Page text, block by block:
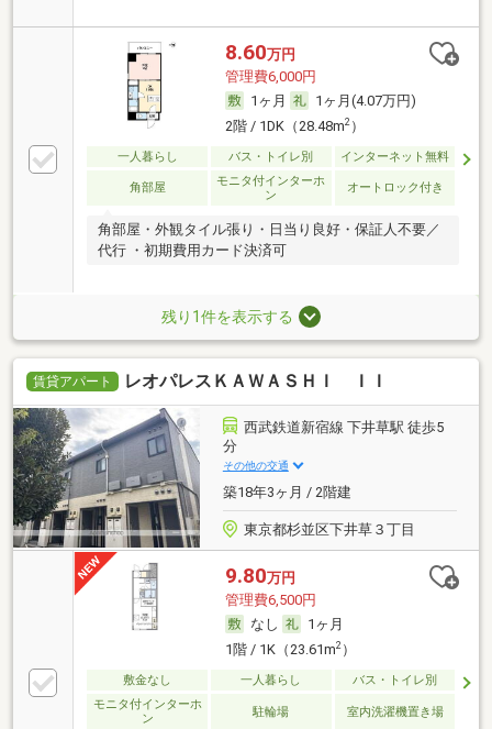
8.60万円
管理費6,000円
1ヶ月
1ヶ月(4.07万円)
2階 / 1DK（28.48m2）
一人暮らし バス・トイレ別 インターネット無料
角部屋
モニタ付インターホ
ン
オートロック付き
角部屋・外観タイル張り・日当り良好・保証人不要／
代行 ・初期費用カード決済可
残り1件を表示する
賃貸アパート レオパレスＫＡＷＡＳＨＩ ＩＩ
西武鉄道新宿線 下井草駅 徒歩5
分
その他の交通
築18年3ヶ月 / 2階建
東京都杉並区下井草３丁目
9.80万円
管理費6,500円
なし
1ヶ月
1階 / 1K（23.61m2）
敷金なし 一人暮らし
バス・トイレ別
モニタ付インターホ
ン
駐輪場 室内洗濯機置き場